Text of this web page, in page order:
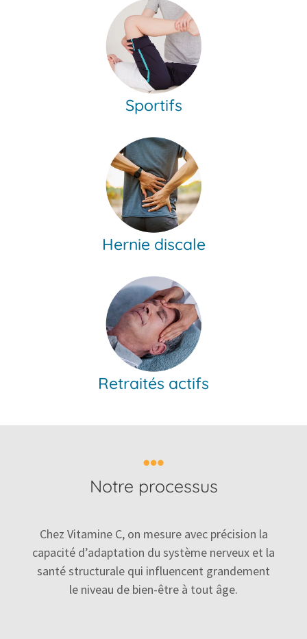
Sportifs
Hernie discale
Retraités actifs
Notre processus
Chez Vitamine C, on mesure avec précision la
capacité d’adaptation du système nerveux et la
santé structurale qui influencent grandement
le niveau de bien-être à tout âge.